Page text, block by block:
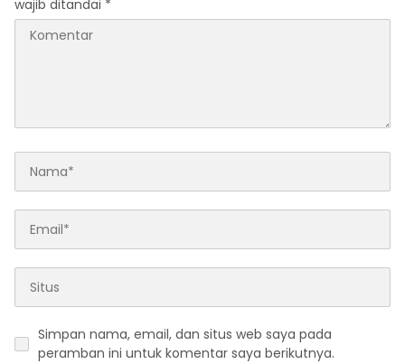
wajib ditandai *
Simpan nama, email, dan situs web saya pada
peramban ini untuk komentar saya berikutnya.